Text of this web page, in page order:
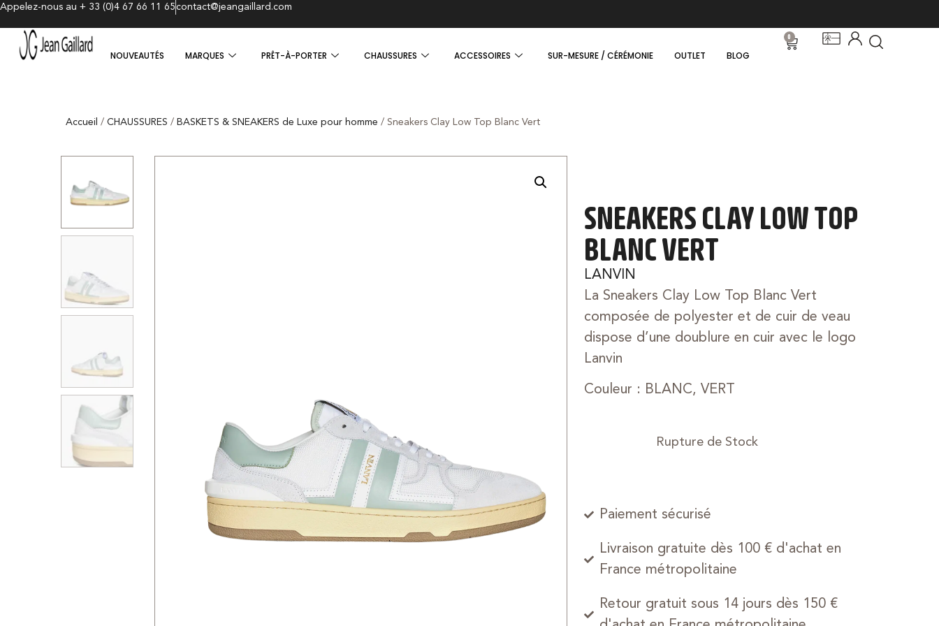
Appelez-nous au + 33 (0)4 67 66 11 65contact@jeangaillard.com
NOUVEAUTÉS MARQUES PRÊT-À-PORTER CHAUSSURES ACCESSOIRES SUR-MESURE / CÉRÉMONIE OUTLET BLOG
0
Accueil /CHAUSSURES / BASKETS & SNEAKERS de Luxe pour homme / Sneakers Clay Low Top Blanc Vert
SNEAKERS CLAY LOW TOP
BLANC VERT
LANVIN
La Sneakers Clay Low Top Blanc Vert
composée de polyester et de cuir de veau
dispose d’une doublure en cuir avec le logo
Lanvin
Couleur : BLANC, VERT
Paiement sécurisé
Livraison gratuite dès 100 € d'achat en
France métropolitaine
Retour gratuit sous 14 jours dès 150 €